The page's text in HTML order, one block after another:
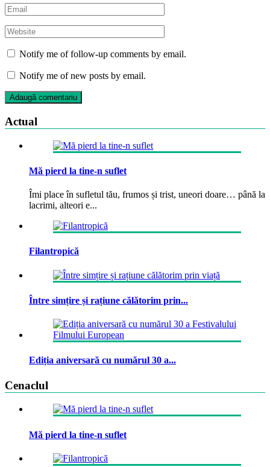
Notify me of follow-up comments by email.
Notify me of new posts by email.
Actual
Mă pierd la tine-n suflet
Îmi place în sufletul tău, frumos și trist, uneori doare… până la
lacrimi, alteori e...
Filantropică
Între simțire și rațiune călătorim prin...
Ediția aniversară cu numărul 30 a...
Cenaclul
Mă pierd la tine-n suflet